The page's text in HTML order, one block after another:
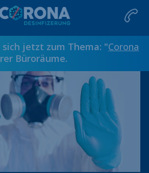
jetzt zum Thema: "Corona
Büroräume.